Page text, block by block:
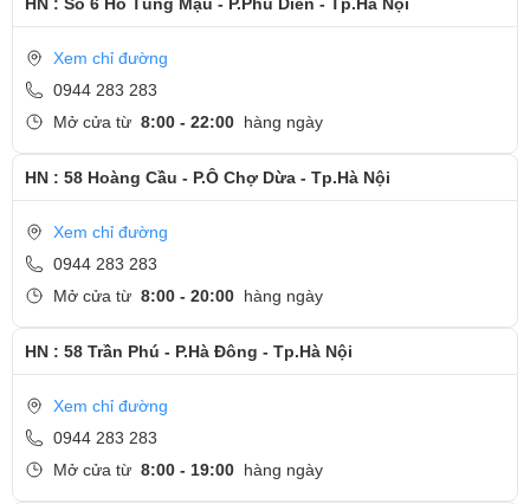
- HotlineCSKH dịch vụ sửa chữa: 0944-283-283
Xem chỉ đường
0944 283 283
Mở cửa từ 8:00 - 22:00 hàng ngày
HN : 58 Hoàng Cầu - P.Ô Chợ Dừa - Tp.Hà Nội
Xem chỉ đường
0944 283 283
Mở cửa từ 8:00 - 20:00 hàng ngày
HN : 58 Trần Phú - P.Hà Đông - Tp.Hà Nội
Xem chỉ đường
0944 283 283
Mở cửa từ 8:00 - 19:00 hàng ngày